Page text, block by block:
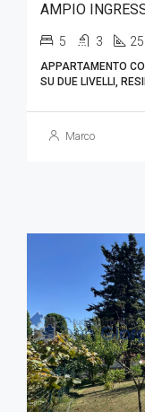
AMPIO
5 3
APPARTAMENTO
SU DUE LIVELLI,
Marco